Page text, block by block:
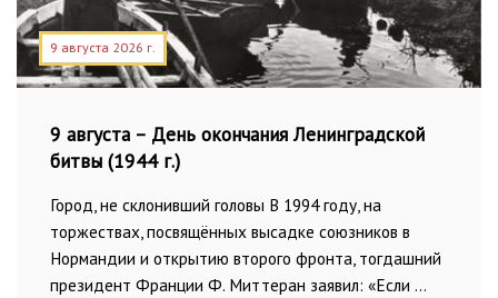
9 августа 2026 г.
9 августа – День окончания Ленинградской
битвы (1944 г.)
Город, не склонивший головы В 1994 году, на
торжествах, посвящённых высадке союзников в
Нормандии и открытию второго фронта, тогдашний
президент Франции Ф. Миттеран заявил: «Если …